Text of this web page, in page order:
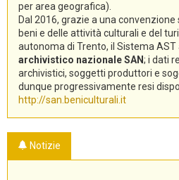
per area geografica).
Dal 2016, grazie a una
beni e delle attività culturali e del
autonoma di Trento, il Sistema AST
archivistico nazionale SAN; i dati
archivistici, soggetti produttori e
dunque progressivamente resi
http://san.beniculturali.it
Notizie